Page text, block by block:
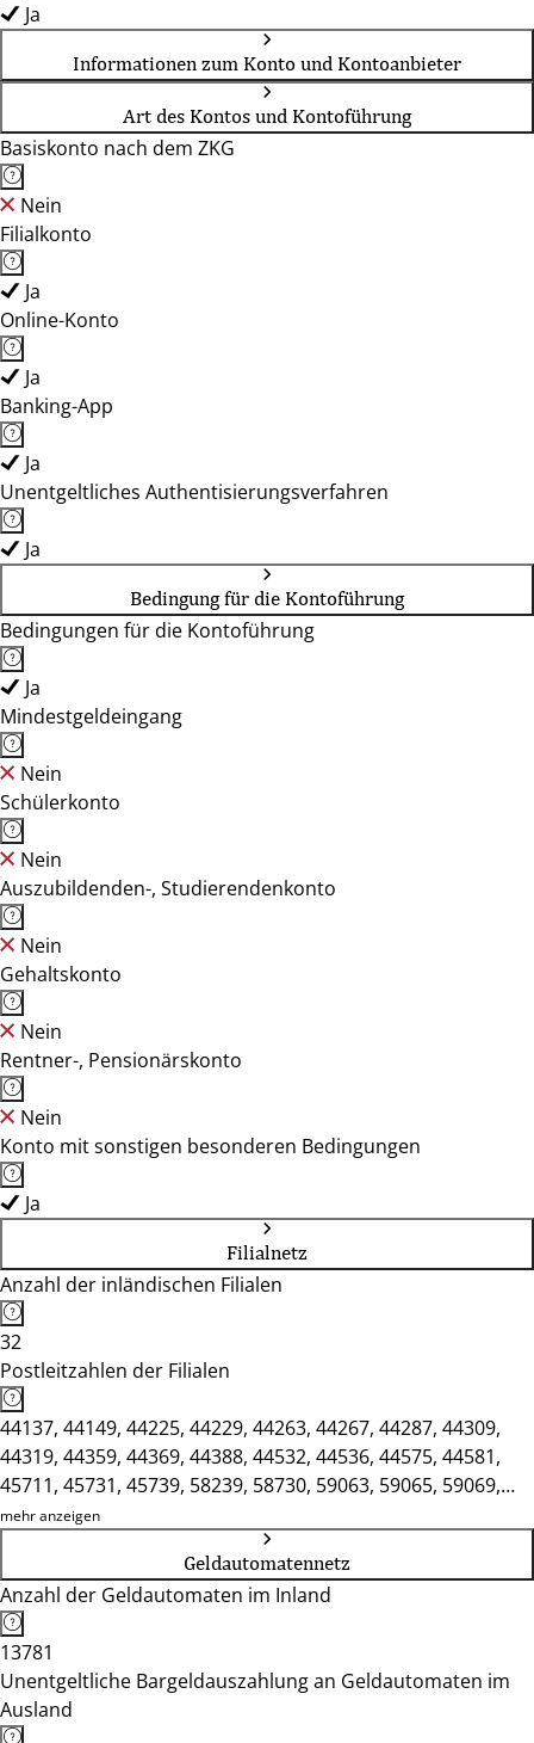
Ja
Informationen zum Konto und Kontoanbieter
Art des Kontos und Kontoführung
Basiskonto nach dem ZKG
Nein
Filialkonto
Ja
Online-Konto
Ja
Banking-App
Ja
Unentgeltliches Authentisierungsverfahren
Ja
Bedingung für die Kontoführung
Bedingungen für die Kontoführung
Ja
Mindestgeldeingang
Nein
Schülerkonto
Nein
Auszubildenden-, Studierendenkonto
Nein
Gehaltskonto
Nein
Rentner-, Pensionärskonto
Nein
Konto mit sonstigen besonderen Bedingungen
Ja
Filialnetz
Anzahl der inländischen Filialen
32
Postleitzahlen der Filialen
44137, 44149, 44225, 44229, 44263, 44267, 44287, 44309,
44319, 44359, 44369, 44388, 44532, 44536, 44575, 44581,
45711, 45731, 45739, 58239, 58730, 59063, 59065, 59069,
59071, 59073, 59075, 59077, 59174, 59368, 59423, 59439
mehr anzeigen
Geldautomatennetz
Anzahl der Geldautomaten im Inland
13781
Unentgeltliche Bargeldauszahlung an Geldautomaten im
Ausland